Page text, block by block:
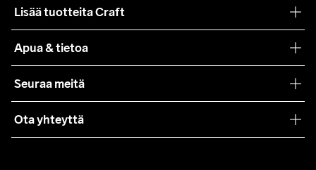
Lisää tuotteita Craft
Yhteistyöt
Lehdistö
Apua & tietoa
Käyttöehdot
Asiakaspalvelu
Seuraa meitä
Ota yhteyttä